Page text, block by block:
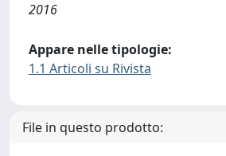
2016
Appare nelle tipologie:
1.1 Articoli su Rivista
File in questo prodotto: